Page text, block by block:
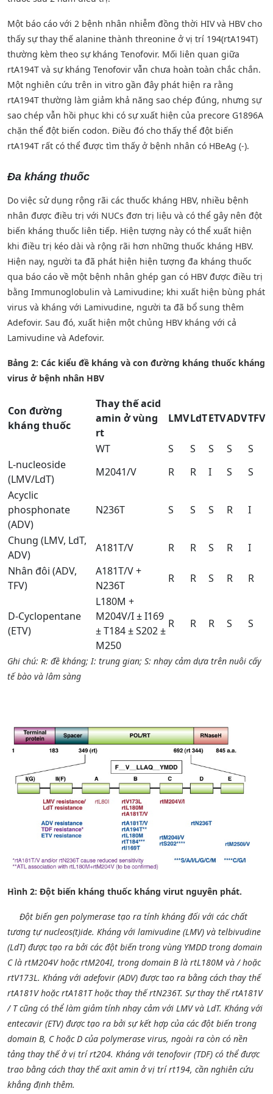
Một báo cáo với 2 bệnh nhân nhiễm đồng thời HIV và HBV cho
thấy sự thay thế alanine thành threonine ở vị trí 194(rtA194T)
thường kèm theo sự kháng Tenofovir. Mối liên quan giữa
rtA194T và sự kháng Tenofovir vẫn chưa hoàn toàn chắc chắn.
Một nghiên cứu trên in vitro gần đây phát hiện ra rằng
rtA194T thường làm giảm khả năng sao chép đúng, nhưng sự
sao chép vẫn hồi phục khi có sự xuất hiện của precore G1896A
chặn thể đột biến codon. Điều đó cho thấy thể đột biến
rtA194T rất có thể được tìm thấy ở bệnh nhân có HBeAg (-).
Đa kháng thuốc
Do việc sử dụng rộng rãi các thuốc kháng HBV, nhiều bệnh
nhân được điều trị với NUCs đơn trị liệu và có thể gây nên đột
biến kháng thuốc liên tiếp. Hiện tượng này có thể xuất hiện
khi điều trị kéo dài và rộng rãi hơn những thuốc kháng HBV.
Hiện nay, người ta đã phát hiện hiện tượng đa kháng thuốc
qua báo cáo về một bệnh nhân ghép gan có HBV được điều trị
bằng Immunoglobulin và Lamivudine; khi xuất hiện bùng phát
virus và kháng với Lamivudine, người ta đã bổ sung thêm
Adefovir. Sau đó, xuất hiện một chủng HBV kháng với cả
Lamivudine và Adefovir.
Bảng 2: Các kiểu đề kháng và con đường kháng thuốc kháng
virus ở bệnh nhân HBV
Con đường
kháng thuốc
Thay thế acid
amin ở vùng
rt
LMVLdTETVADVTFV
WT S S S S
S
L-nucleoside
(LMV/LdT)
M2041/V R R I S
S
Acyclic
phosphonate
(ADV)
N236T S S S R I
Chung (LMV, LdT,
ADV)
A181T/V R R S R
I
Nhân đôi (ADV,
TFV)
A181T/V +
N236T
R R S R R
D-Cyclopentane
(ETV)
L180M +
M204V/I ± I169
± T184 ± S202 ±
M250
R R R S S
Ghi chú: R: đề kháng; I: trung gian; S: nhạy cảm dựa trên nuôi cấy
tế bào và lâm sàng
Hình 2: Đột biến kháng thuốc kháng virut nguyên phát.
Đột biến gen polymerase tạo ra tính kháng đối với các chất
tương tự nucleos(t)ide. Kháng với lamivudine (LMV) và telbivudine
(LdT) được tạo ra bởi các đột biến trong vùng YMDD trong domain
C là rtM204V hoặc rtM204I, trong domain B là rtL180M và / hoặc
rtV173L. Kháng với adefovir (ADV) được tao ra bằng cách thay thế
rtA181V hoặc rtA181T hoặc thay thế rtN236T. Sự thay thế rtA181V
/ T cũng có thể làm giảm tính nhạy cảm với LMV và LdT. Kháng với
entecavir (ETV) được tạo ra bởi sự kết hợp của các đột biến trong
domain B, C hoặc D của polymerase virus, ngoài ra còn có nền
tảng thay thế ở vị trí rt204. Kháng với tenofovir (TDF) có thể được
trao bằng cách thay thế axit amin ở vị trí rt194, cần nghiên cứu
khẳng định thêm.